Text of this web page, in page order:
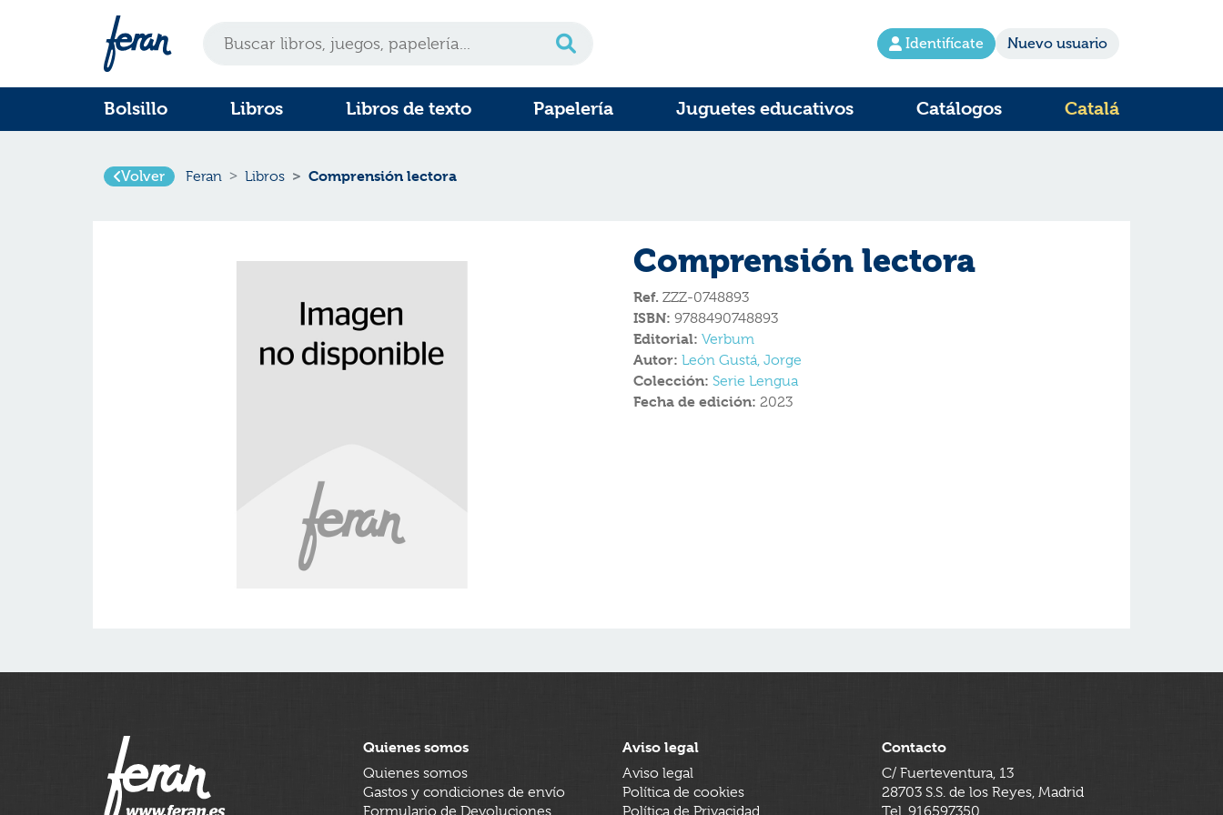
Identifícate Nuevo usuario
Bolsillo Libros Libros de texto Papelería Juguetes educativos Catálogos Catalá
Volver Feran Libros Comprensión lectora
Comprensión lectora
Ref. ZZZ-0748893
ISBN: 9788490748893
Editorial: Verbum
Autor: León Gustá, Jorge
Colección: Serie Lengua
Fecha de edición: 2023
Quienes somos
Quienes somos
Gastos y condiciones de envío
Formulario de Devoluciones
Aviso legal
Aviso legal
Política de cookies
Política de Privacidad
Contacto
C/ Fuerteventura, 13
28703 S.S. de los Reyes, Madrid
Tel. 916597350